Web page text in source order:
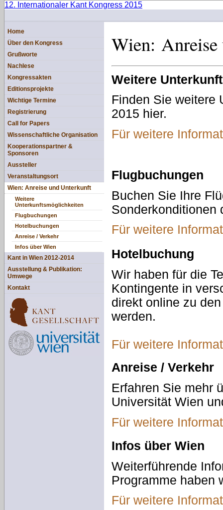
12. Internationaler Kant Kongress 2015
Home
Über den Kongress
Grußworte
Nachlese
Kongressakten
Editionsprojekte
Wichtige Termine
Registrierung
Call for Papers
Wissenschaftliche Organisation
Kooperationspartner &
Sponsoren
Aussteller
Veranstaltungsort
Wien: Anreise und Unterkunft
Weitere
Unterkunftsmöglichkeiten
Flugbuchungen
Hotelbuchungen
Anreise / Verkehr
Infos über Wien
Kant in Wien 2012-2014
Ausstellung & Publikation:
Umwege
Kontakt
Wien:
Weitere
Finden Sie weitere
2015 hier.
Für weitere
Flugbuchungen
Buchen Sie Ihre
Sonderkonditionen
Für weitere
Hotelbuchung
Wir haben für die
Kontingente in
direkt online zu
werden.
Für weitere
Anreise / Verkehr
Erfahren Sie mehr
Universität Wien
Für weitere
Infos über Wien
Weiterführende
Programme haben
Für weitere